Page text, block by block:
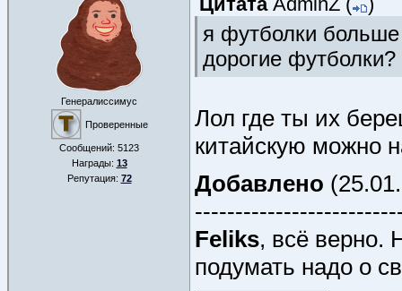
Генералиссимус
Проверенные
Сообщений: 5123
Награды: 13
Репутация: 72
я футболки
дорогие футболки?
Лол где ты их
китайскую можно
Добавлено
Feliks, всё верно.
подумать надо о